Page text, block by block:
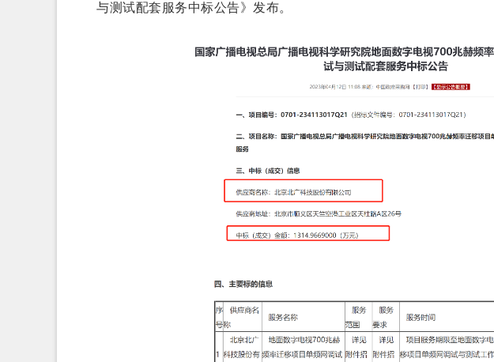
与测试配套服务中标公告》发布。